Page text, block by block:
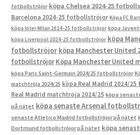
fotbollströjor köpa Chelsea 2024-25
Barcelona 2024-25 fotbollströjor Köpa FC
köpa Inter Milan 2024-25 fotbollströjor köpa
köpa Liverpool 2024-25 fotbollströjor köpa
fotbollströjor köpa Manchester United
fotbollströjor Köpa Manchester United
köpa Paris Saint-Germain 2024/25 fotbollströjor
matchtröja 2024/25 köpa Real Madrid 2024/
Real Madrid matchtröja 2024/25 köpa
på nätet köpa senaste Arsenal
senaste Atletico Madrid fotbollströjor på nätet
Dortmund fotbollströjor på nätet köpa